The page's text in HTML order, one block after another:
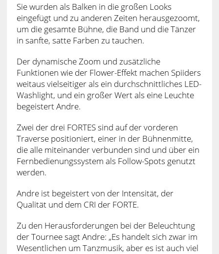
Sie wurden als Balken in die großen Looks
eingefügt und zu anderen Zeiten herausgezoomt,
um die gesamte Bühne, die Band und die Tänzer
in sanfte, satte Farben zu tauchen.
Der dynamische Zoom und zusätzliche
Funktionen wie der Flower-Effekt machen Spiiders
weitaus vielseitiger als ein durchschnittliches LED-
Washlight, und ein großer Wert als eine Leuchte
begeistert Andre.
Zwei der drei FORTES sind auf der vorderen
Traverse positioniert, einer in der Bühnenmitte,
die alle miteinander verbunden sind und über ein
Fernbedienungssystem als Follow-Spots genutzt
werden.
Andre ist begeistert von der Intensität, der
Qualität und dem CRI der FORTE.
Zu den Herausforderungen bei der Beleuchtung
der Tournee sagt Andre: „Es handelt sich zwar im
Wesentlichen um Tanzmusik, aber es ist auch viel